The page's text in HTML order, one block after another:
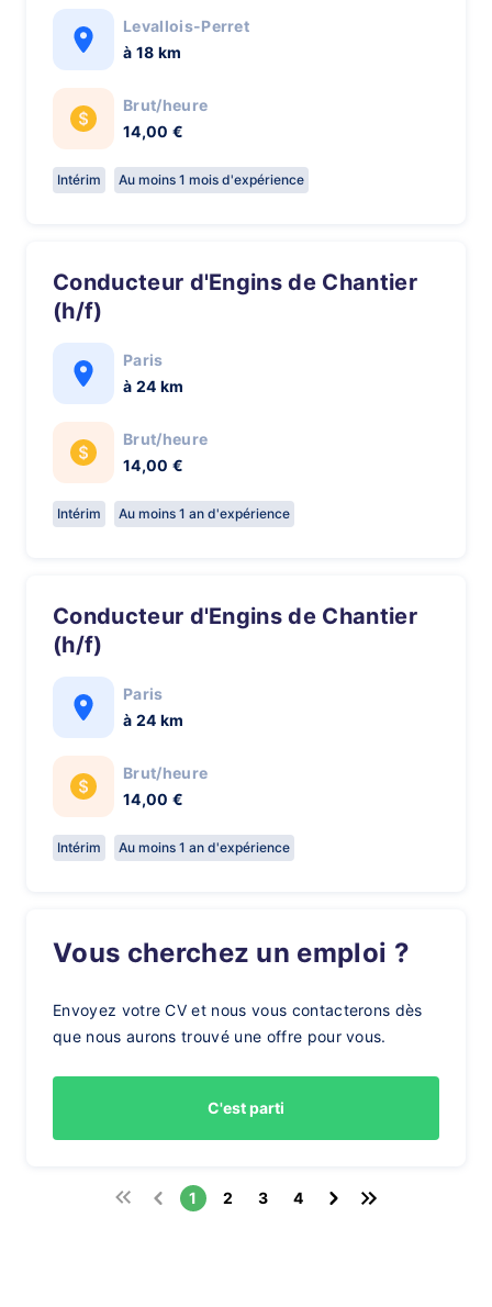
Levallois-Perret
à 18 km
Brut/heure
14,00 €
Intérim Au moins 1 mois d'expérience
Conducteur d'Engins de Chantier
(h/f)
Paris
à 24 km
Brut/heure
14,00 €
Intérim Au moins 1 an d'expérience
Conducteur d'Engins de Chantier
(h/f)
Paris
à 24 km
Brut/heure
14,00 €
Intérim Au moins 1 an d'expérience
Vous cherchez un emploi ?
Envoyez votre CV et nous vous contacterons dès
que nous aurons trouvé une offre pour vous.
C'est parti
1 2 3 4